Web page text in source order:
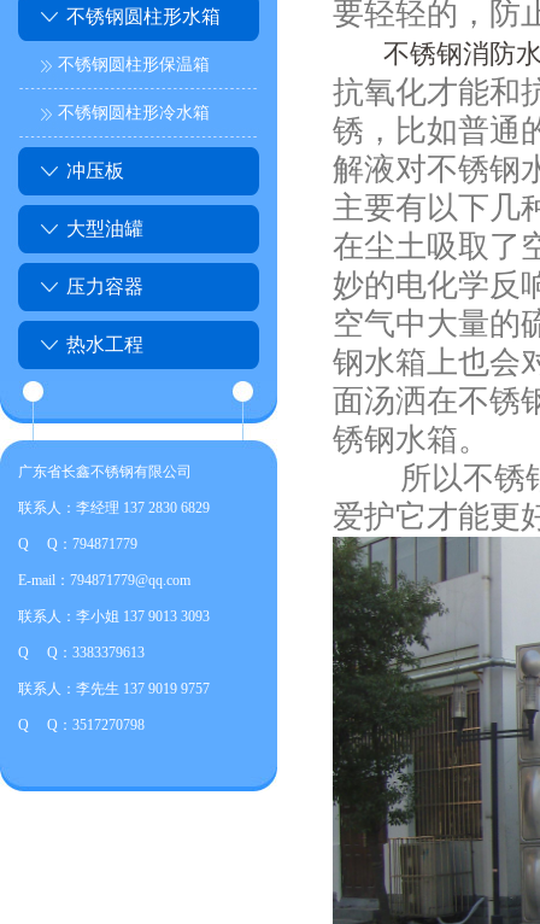
不锈钢圆柱形水箱
不锈钢圆柱形保温箱
不锈钢圆柱形冷水箱
冲压板
大型油罐
压力容器
热水工程
广东省长鑫不锈钢有限公司
联系人：李经理 137 2830 6829
Q Q：794871779
E-mail：794871779@qq.com
联系人：李小姐 137 9013 3093
Q Q：3383379613
联系人：李先生 137 9019 9757
Q Q：3517270798
要轻轻的，防
不锈钢消防
抗氧化才能和
锈，比如普通
解液对不锈钢
主要有以下几
在尘土吸取了
妙的电化学反
空气中大量的
钢水箱上也会
面汤洒在不锈
锈钢水箱。
所以不锈
爱护它才能更